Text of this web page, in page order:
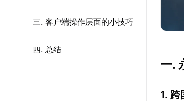
三. 客户端操作层面的小技巧
四. 总结
一.
1. 跨